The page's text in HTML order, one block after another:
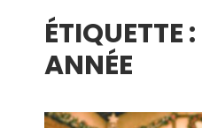
ÉTIQUETTE :
ANNÉE